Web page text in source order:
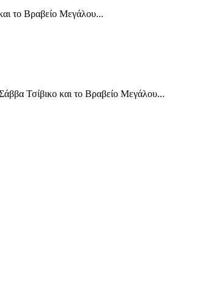
το Βραβείο Μεγάλου...
Τσίβικο και το Βραβείο Μεγάλου...